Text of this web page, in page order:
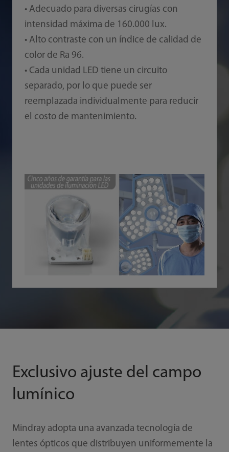
• Adecuado para diversas cirugías con
intensidad máxima de 160.000 lux.
• Alto contraste con un índice de calidad de
color de Ra 96.
• Cada unidad LED tiene un circuito
separado, por lo que puede ser
reemplazada individualmente para reducir
el costo de mantenimiento.
Exclusivo ajuste del campo
lumínico
Mindray adopta una avanzada tecnología de
lentes ópticos que distribuyen uniformemente la